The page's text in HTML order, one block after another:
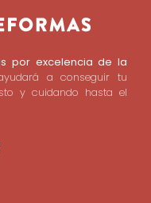
por excelencia de la
a conseguir tu
y cuidando hasta el